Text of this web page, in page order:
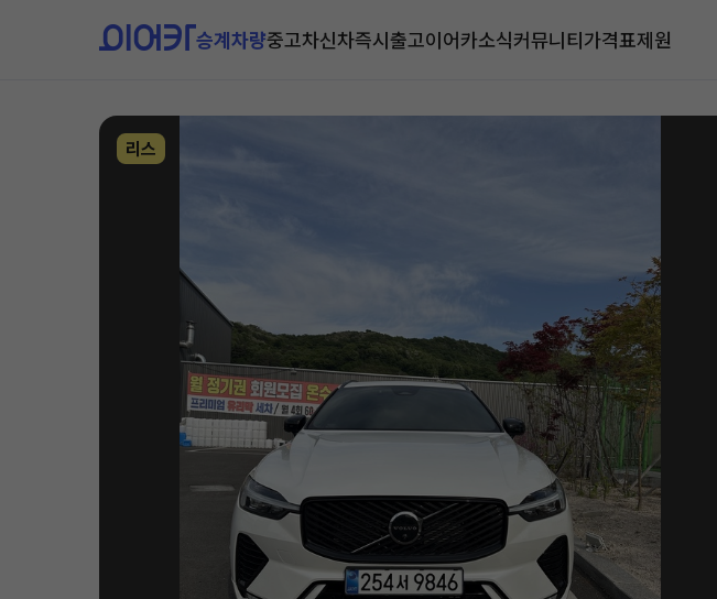
승계차량중고차신차즉시출고이어카소식커뮤니티가격표제원
리스